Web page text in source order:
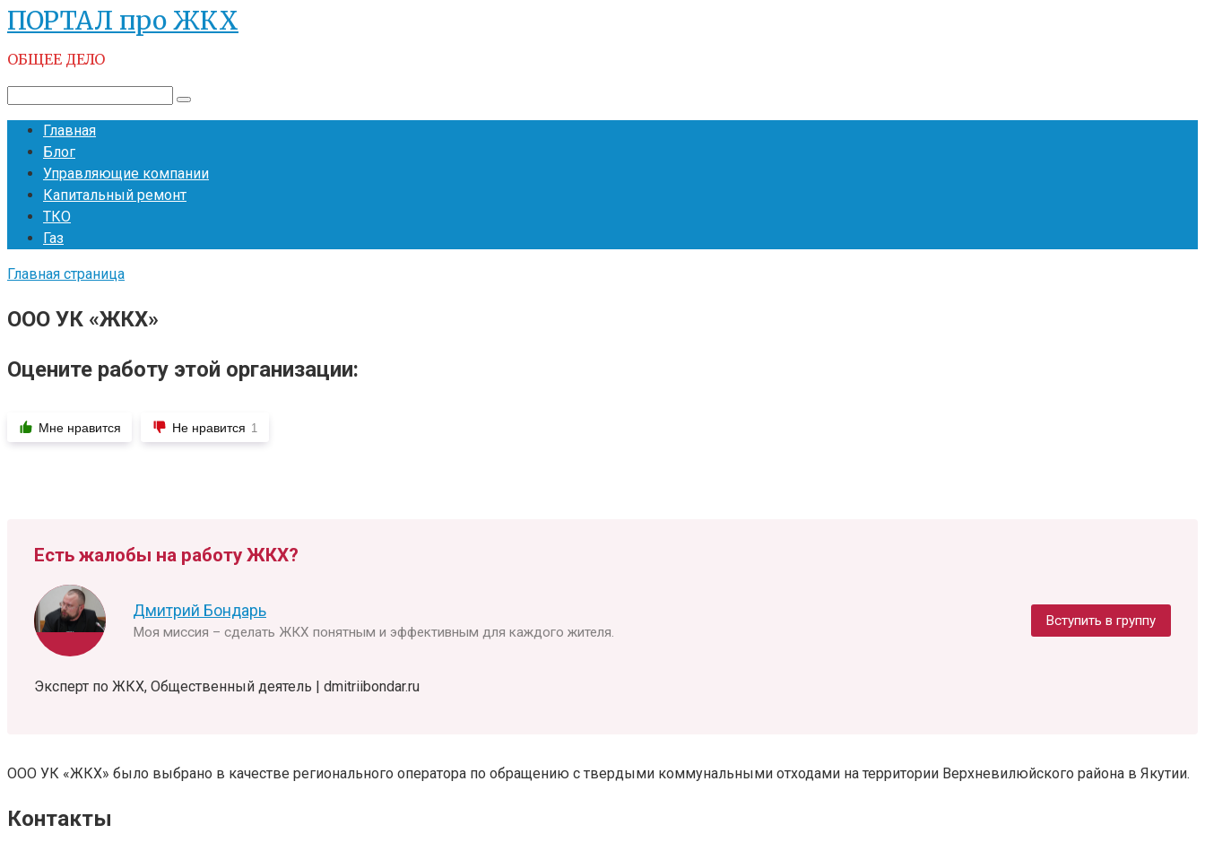
Перейти
к
контенту
ПОРТАЛ про ЖКХ
ОБЩЕЕ ДЕЛО
Главная
Блог
Управляющие компании
Капитальный ремонт
ТКО
Газ
Главная страница
ООО УК «ЖКХ»
Оцените работу этой организации:
Мне нравится Не нравится 1
Есть жалобы на работу ЖКХ?
Дмитрий Бондарь
Моя миссия – сделать ЖКХ понятным и эффективным для каждого жителя.
Вступить в группу
Эксперт по ЖКХ, Общественный деятель | dmitriibondar.ru
ООО УК «ЖКХ» было выбрано в качестве регионального оператора по обращению с твердыми коммунальными отходами на территории Верхневилюйского района в Якутии.
Контакты